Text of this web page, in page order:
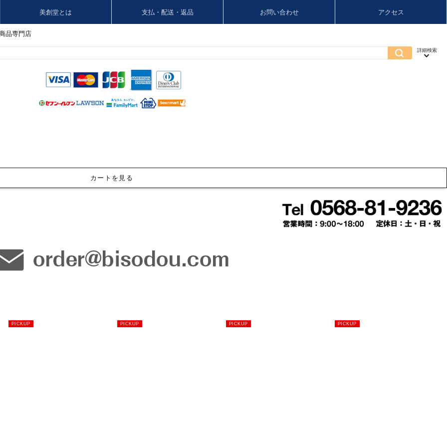
美創堂とは 支払・配送・返品 お問い合わせ アクセス
品専門店
カートを見る